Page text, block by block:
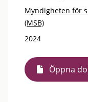
Myndigheten för
(MSB)
2024
Öppna